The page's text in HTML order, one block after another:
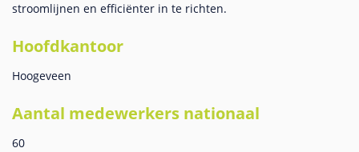
stroomlijnen en efficiënter in te richten.
Hoofdkantoor
Hoogeveen
Aantal medewerkers nationaal
60